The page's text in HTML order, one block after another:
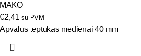
MAKO
€2,41 su PVM
Apvalus teptukas medienai 40 mm